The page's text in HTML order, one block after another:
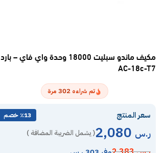
مكيف ماندو سبليت 18000 وحدة واي فاي – بارد
AC-18c-T7
تم شراءه302 مرة
سعر المنتج ٪13 خصم
ر.س ( يشمل الضريبة المضافة )